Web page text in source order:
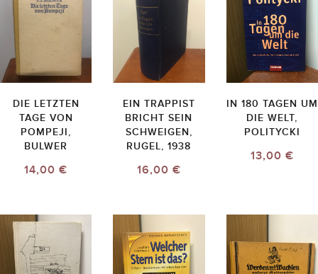
DIE LETZTEN
TAGE VON
POMPEJI,
BULWER
14,00 €
EIN TRAPPIST
BRICHT SEIN
SCHWEIGEN,
RUGEL, 1938
16,00 €
IN 180 TAGEN UM
DIE WELT,
POLITYCKI
13,00 €